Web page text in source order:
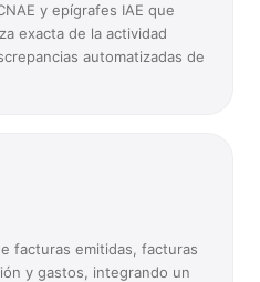
y epígrafes IAE que
exacta de la actividad
automatizadas de
facturas emitidas, facturas
y gastos, integrando un